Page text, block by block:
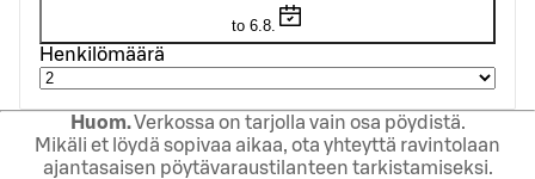
to 6.8.
Henkilömäärä
Huom.Verkossa on tarjolla vain osa pöydistä.
Mikäli et löydä sopivaa aikaa, ota yhteyttä ravintolaan
ajantasaisen pöytävaraustilanteen tarkistamiseksi.